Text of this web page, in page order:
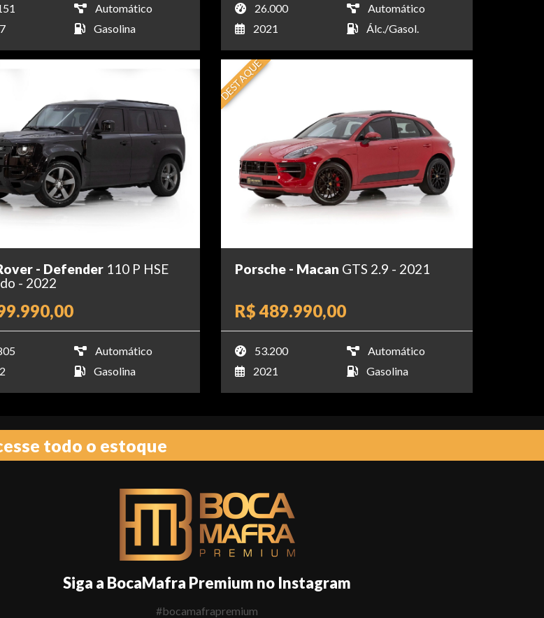
Automático
Gasolina
26.000
Automático
2021
Álc./Gasol.
- Defender 110 P HSE
Blindado - 2022
Automático
Gasolina
DESTAQUE
Porsche - Macan GTS 2.9 - 2021
R$ 489.990,00
53.200
Automático
2021
Gasolina
todo o estoque
Siga a BocaMafra Premium no Instagram
#bocamafrapremium